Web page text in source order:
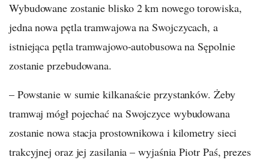
Wybudowane zostanie blisko 2 km nowego torowiska,
jedna nowa pętla tramwajowa na Swojczycach, a
istniejąca pętla tramwajowo-autobusowa na Sępolnie
zostanie przebudowana.
– Powstanie w sumie kilkanaście przystanków. Żeby
tramwaj mógł pojechać na Swojczyce wybudowana
zostanie nowa stacja prostownikowa i kilometry sieci
trakcyjnej oraz jej zasilania – wyjaśnia Piotr Paś, prezes